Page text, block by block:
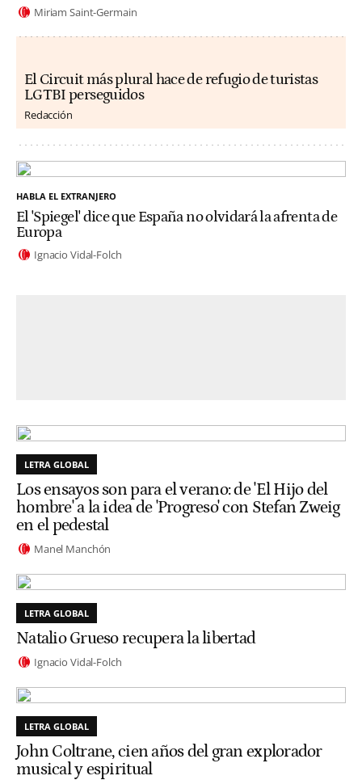
Miriam Saint-Germain
El Circuit más plural hace de refugio de turistas
LGTBI perseguidos
Redacción
HABLA EL EXTRANJERO
El 'Spiegel' dice que España no olvidará la afrenta de
Europa
Ignacio Vidal-Folch
LETRA GLOBAL
Los ensayos son para el verano: de 'El Hijo del
hombre' a la idea de 'Progreso' con Stefan Zweig
en el pedestal
Manel Manchón
LETRA GLOBAL
Natalio Grueso recupera la libertad
Ignacio Vidal-Folch
LETRA GLOBAL
John Coltrane, cien años del gran explorador
musical y espiritual